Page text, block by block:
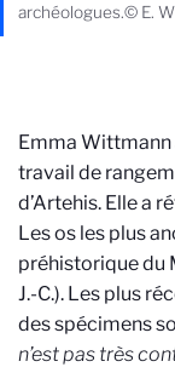
archéologues.© E.
Emma
travail de
d’Artehis. Elle a
Les os les plus
préhistorique du
J.-C.). Les plus
des spécimens
n’est pas très